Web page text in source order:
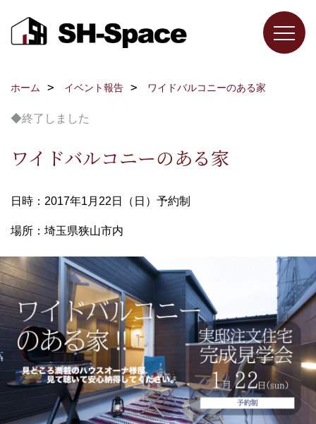
ホーム イベント報告 ワイドバルコニーのある家
◆終了しました
ワイドバルコニーのある家
日時：2017年1月22日（日）予約制
場所：埼玉県狭山市内